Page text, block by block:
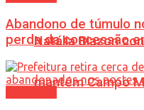
Natália Biazon
mantém Campo
Abandono de túmulo
perda da concessão